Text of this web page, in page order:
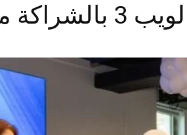
وكوين ليست